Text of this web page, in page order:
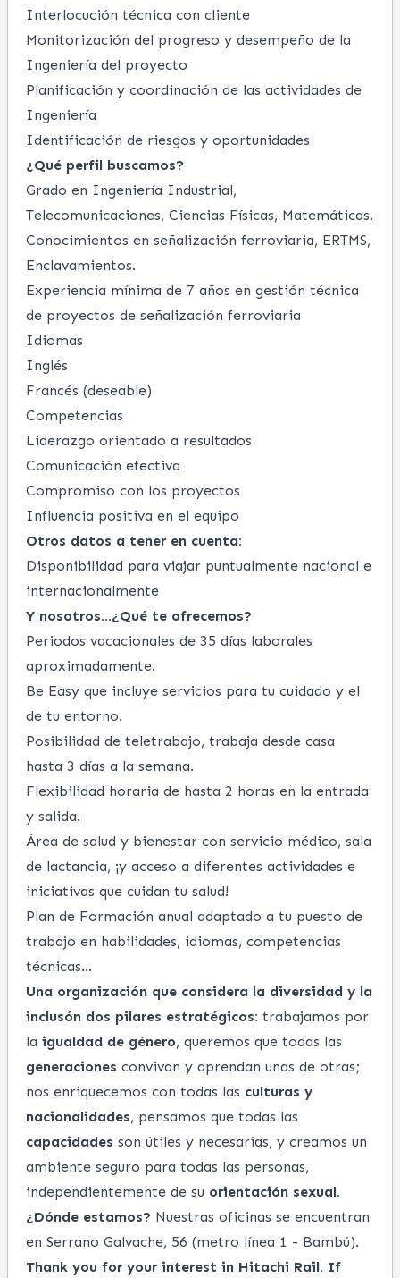
Interlocución técnica con cliente
Monitorización del progreso y desempeño de la
Ingeniería del proyecto
Planificación y coordinación de las actividades de
Ingeniería
Identificación de riesgos y oportunidades
¿Qué perfil buscamos?
Grado en Ingeniería Industrial,
Telecomunicaciones, Ciencias Físicas, Matemáticas.
Conocimientos en señalización ferroviaria, ERTMS,
Enclavamientos.
Experiencia mínima de 7 años en gestión técnica
de proyectos de señalización ferroviaria
Idiomas
Inglés
Francés (deseable)
Competencias
Liderazgo orientado a resultados
Comunicación efectiva
Compromiso con los proyectos
Influencia positiva en el equipo
Otros datos a tener en cuenta:
Disponibilidad para viajar puntualmente nacional e
internacionalmente
Y nosotros...¿Qué te ofrecemos?
Periodos vacacionales de 35 días laborales
aproximadamente.
Be Easy que incluye servicios para tu cuidado y el
de tu entorno.
Posibilidad de teletrabajo, trabaja desde casa
hasta 3 días a la semana.
Flexibilidad horaria de hasta 2 horas en la entrada
y salida.
Área de salud y bienestar con servicio médico, sala
de lactancia, ¡y acceso a diferentes actividades e
iniciativas que cuidan tu salud!
Plan de Formación anual adaptado a tu puesto de
trabajo en habilidades, idiomas, competencias
técnicas...
Una organización que considera la diversidad y la
inclusón dos pilares estratégicos: trabajamos por
la igualdad de género, queremos que todas las
generaciones convivan y aprendan unas de otras;
nos enriquecemos con todas las culturas y
nacionalidades, pensamos que todas las
capacidades son útiles y necesarias, y creamos un
ambiente seguro para todas las personas,
independientemente de su orientación sexual.
¿Dónde estamos? Nuestras oficinas se encuentran
en Serrano Galvache, 56 (metro línea 1 - Bambú).
Thank you for your interest in Hitachi Rail. If